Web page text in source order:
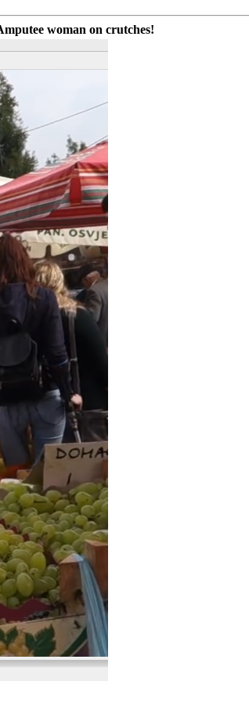
woman on crutches!